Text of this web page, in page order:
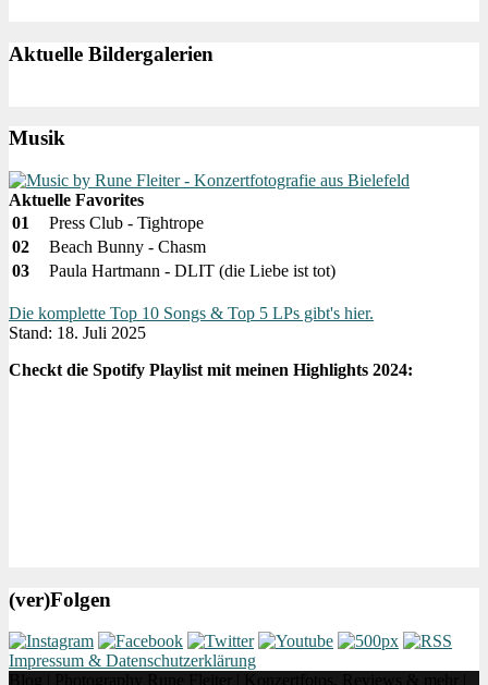
Aktuelle Bildergalerien
Musik
Aktuelle Favorites
01
Press Club - Tightrope
02
Beach Bunny - Chasm
03
Paula Hartmann - DLIT (die Liebe ist tot)
Die komplette Top 10 Songs & Top 5 LPs gibt's hier.
Stand: 18. Juli 2025
Checkt die Spotify Playlist mit meinen Highlights 2024:
(ver)Folgen
Impressum & Datenschutzerklärung